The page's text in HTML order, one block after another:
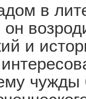
в
он
и
чужды